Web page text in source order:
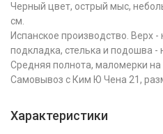
Черный цвет, острый мыс,
см.
Испанское производство. Верх
подкладка, стелька и подошва -
Средняя полнота, маломерки на
Самовывоз с Ким Ю Чена 21,
Характеристики